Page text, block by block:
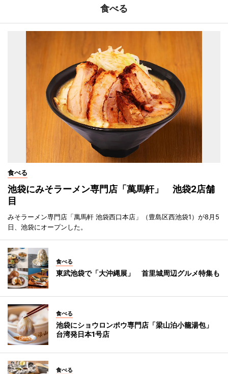
食べる
食べる
池袋にみそラーメン専門店「萬馬軒」 池袋2店舗
目
みそラーメン専門店「萬馬軒 池袋西口本店」（豊島区西池袋1）が8月5
日、池袋にオープンした。
食べる
東武池袋で「大沖縄展」 首里城周辺グルメ特集も
食べる
池袋にショウロンポウ専門店「梁山泊小籠湯包」
台湾発日本1号店
食べる